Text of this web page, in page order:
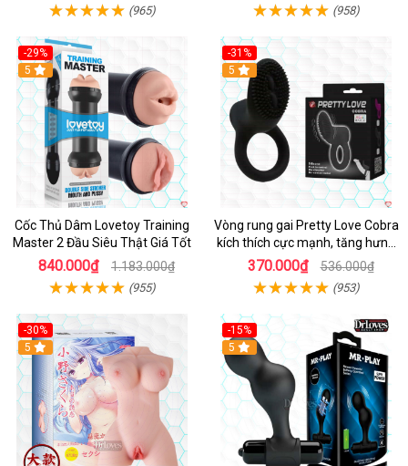
(965) (958)
-29%
Hot
5
Cốc Thủ Dâm Lovetoy Training
Master 2 Đầu Siêu Thật Giá Tốt
840.000₫ 1.183.000₫
(955)
-31%
5
Vòng rung gai Pretty Love Cobra
kích thích cực mạnh, tăng hưng
phấn
370.000₫ 536.000₫
(953)
-30%
Hot
5
-15%
Hot
5